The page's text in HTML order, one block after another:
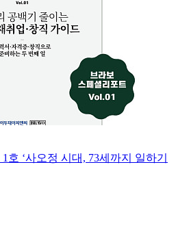
호 ‘사오정 시대, 73세까지 일하기